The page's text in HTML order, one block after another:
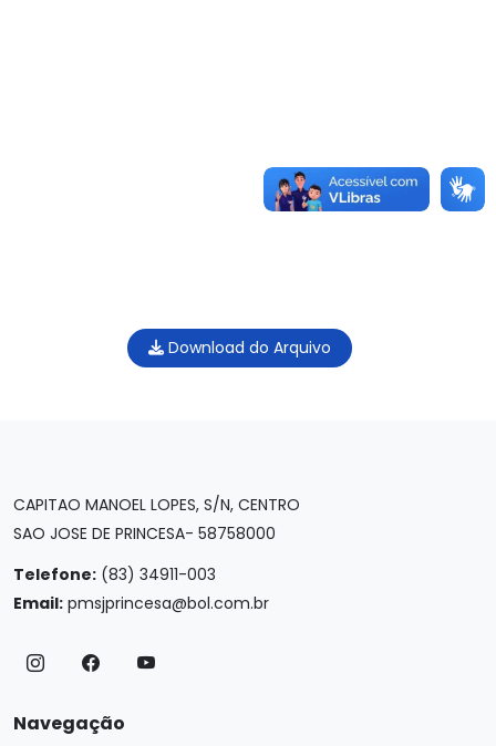
Download do Arquivo
CAPITAO MANOEL LOPES, S/N, CENTRO
SAO JOSE DE PRINCESA- 58758000
Telefone: (83) 34911-003
Email: pmsjprincesa@bol.com.br
Navegação